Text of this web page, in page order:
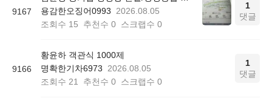
9167
용감한오징어0993
2026.08.05
조회수 15 추천수 0 스크랩수 0
1
댓글
9166
황윤하 객관식 1000제
명확한기차6973
2026.08.05
조회수 21 추천수 0 스크랩수 0
1
댓글